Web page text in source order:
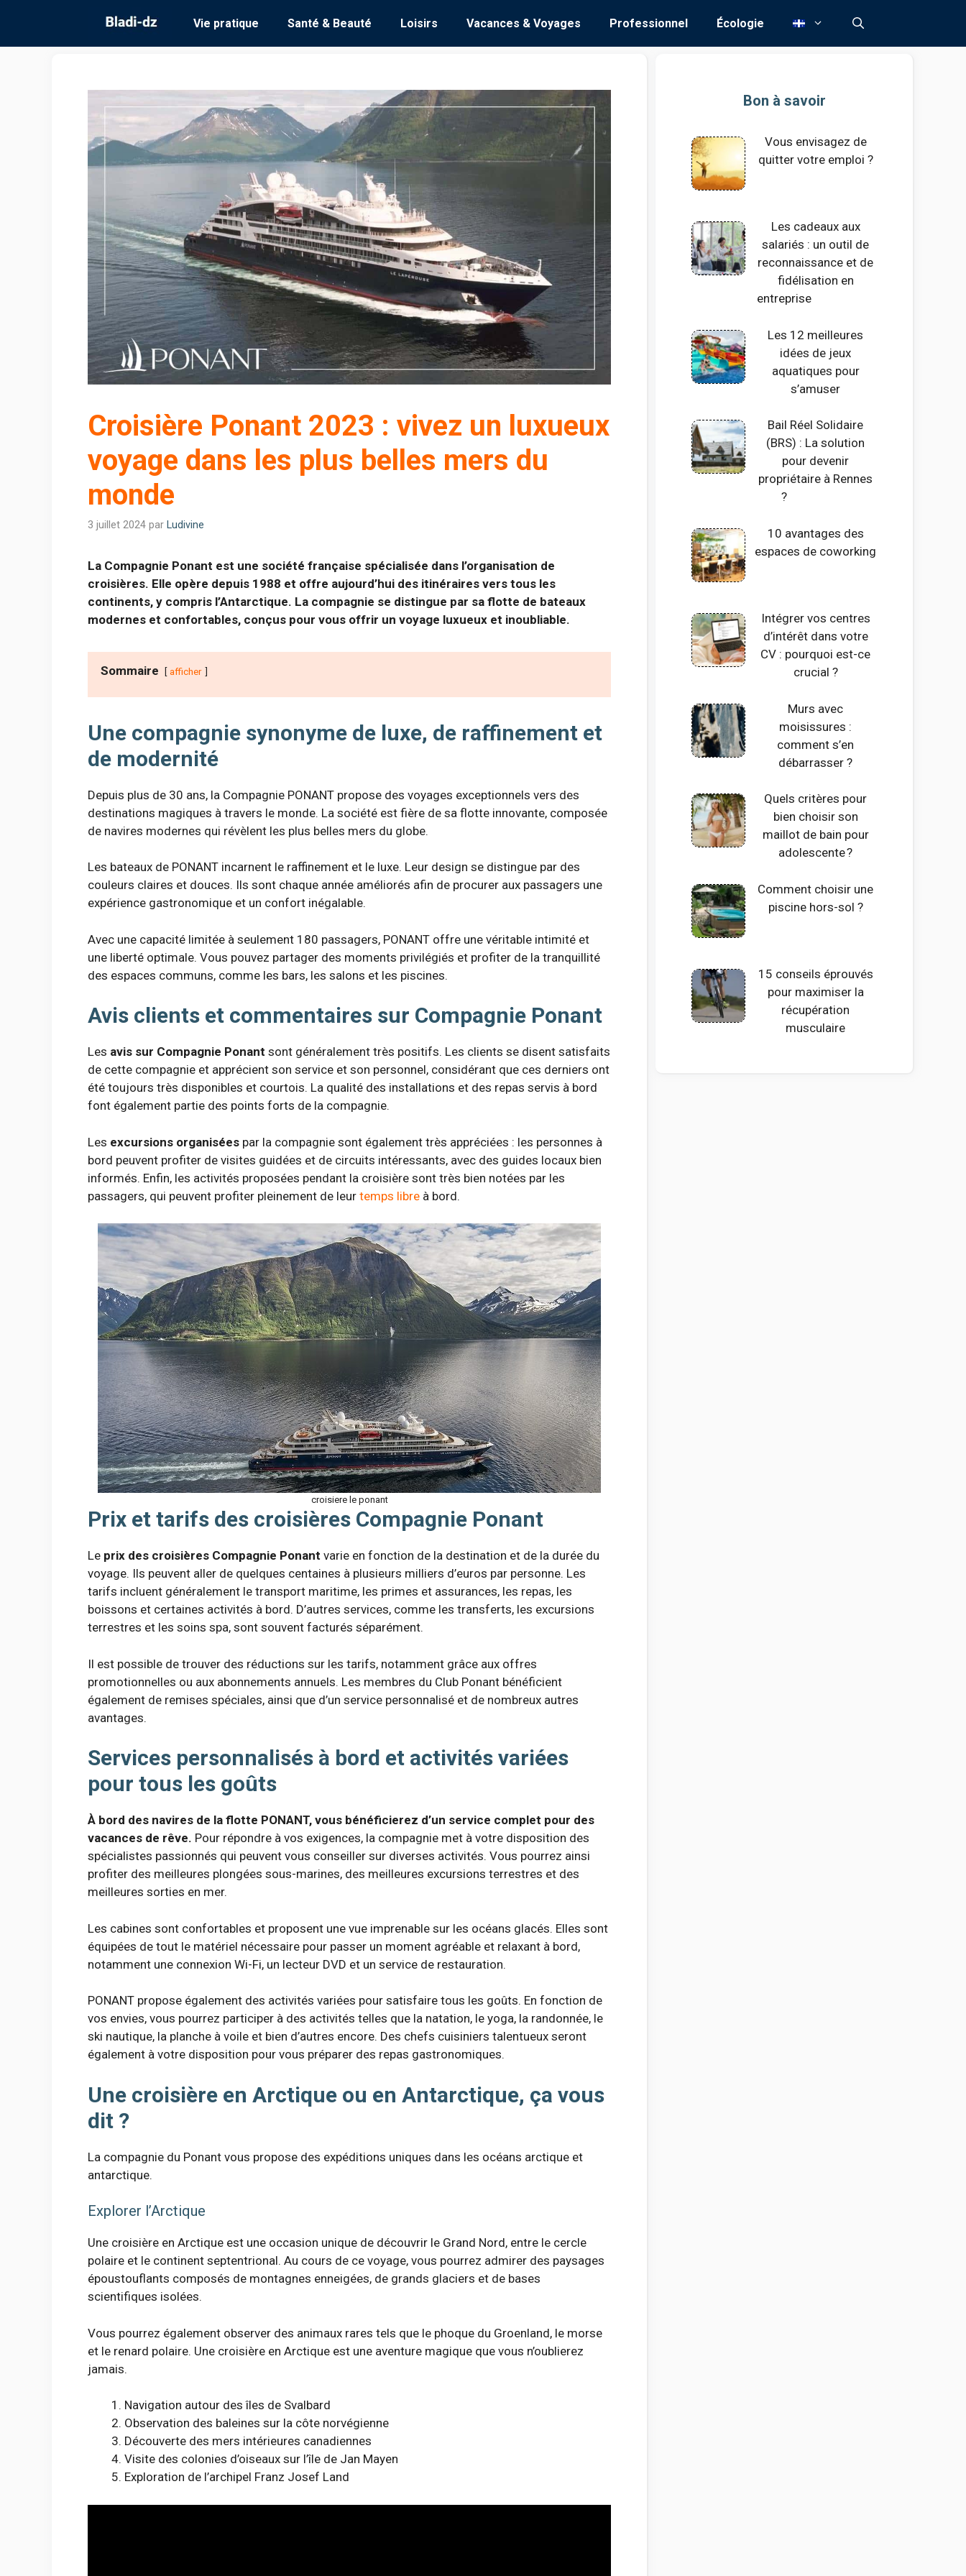
contenu
Vie pratique Santé & Beauté Loisirs Vacances & Voyages Professionnel Écologie
Croisière Ponant 2023 : vivez un luxueux
voyage dans les plus belles mers du
monde
3 juillet 2024 par Ludivine
La Compagnie Ponant est une société française spécialisée dans l’organisation de
croisières. Elle opère depuis 1988 et offre aujourd’hui des itinéraires vers tous les
continents, y compris l’Antarctique. La compagnie se distingue par sa flotte de bateaux
modernes et confortables, conçus pour vous offrir un voyage luxueux et inoubliable.
Sommaire afficher
Une compagnie synonyme de luxe, de raffinement et
de modernité
Depuis plus de 30 ans, la Compagnie PONANT propose des voyages exceptionnels vers des
destinations magiques à travers le monde. La société est fière de sa flotte innovante, composée
de navires modernes qui révèlent les plus belles mers du globe.
Les bateaux de PONANT incarnent le raffinement et le luxe. Leur design se distingue par des
couleurs claires et douces. Ils sont chaque année améliorés afin de procurer aux passagers une
expérience gastronomique et un confort inégalable.
Avec une capacité limitée à seulement 180 passagers, PONANT offre une véritable intimité et
une liberté optimale. Vous pouvez partager des moments privilégiés et profiter de la tranquillité
des espaces communs, comme les bars, les salons et les piscines.
Avis clients et commentaires sur Compagnie Ponant
Les avis sur Compagnie Ponant sont généralement très positifs. Les clients se disent satisfaits
de cette compagnie et apprécient son service et son personnel, considérant que ces derniers ont
été toujours très disponibles et courtois. La qualité des installations et des repas servis à bord
font également partie des points forts de la compagnie.
Les excursions organisées par la compagnie sont également très appréciées : les personnes à
bord peuvent profiter de visites guidées et de circuits intéressants, avec des guides locaux bien
informés. Enfin, les activités proposées pendant la croisière sont très bien notées par les
passagers, qui peuvent profiter pleinement de leur temps libre à bord.
croisiere le ponant
Prix et tarifs des croisières Compagnie Ponant
Le prix des croisières Compagnie Ponant varie en fonction de la destination et de la durée du
voyage. Ils peuvent aller de quelques centaines à plusieurs milliers d’euros par personne. Les
tarifs incluent généralement le transport maritime, les primes et assurances, les repas, les
boissons et certaines activités à bord. D’autres services, comme les transferts, les excursions
terrestres et les soins spa, sont souvent facturés séparément.
Il est possible de trouver des réductions sur les tarifs, notamment grâce aux offres
promotionnelles ou aux abonnements annuels. Les membres du Club Ponant bénéficient
également de remises spéciales, ainsi que d’un service personnalisé et de nombreux autres
avantages.
Services personnalisés à bord et activités variées
pour tous les goûts
À bord des navires de la flotte PONANT, vous bénéficierez d’un service complet pour des
vacances de rêve. Pour répondre à vos exigences, la compagnie met à votre disposition des
spécialistes passionnés qui peuvent vous conseiller sur diverses activités. Vous pourrez ainsi
profiter des meilleures plongées sous-marines, des meilleures excursions terrestres et des
meilleures sorties en mer.
Les cabines sont confortables et proposent une vue imprenable sur les océans glacés. Elles sont
équipées de tout le matériel nécessaire pour passer un moment agréable et relaxant à bord,
notamment une connexion Wi-Fi, un lecteur DVD et un service de restauration.
PONANT propose également des activités variées pour satisfaire tous les goûts. En fonction de
vos envies, vous pourrez participer à des activités telles que la natation, le yoga, la randonnée, le
ski nautique, la planche à voile et bien d’autres encore. Des chefs cuisiniers talentueux seront
également à votre disposition pour vous préparer des repas gastronomiques.
Une croisière en Arctique ou en Antarctique, ça vous
dit ?
La compagnie du Ponant vous propose des expéditions uniques dans les océans arctique et
antarctique.
Explorer l’Arctique
Une croisière en Arctique est une occasion unique de découvrir le Grand Nord, entre le cercle
polaire et le continent septentrional. Au cours de ce voyage, vous pourrez admirer des paysages
époustouflants composés de montagnes enneigées, de grands glaciers et de bases
scientifiques isolées.
Vous pourrez également observer des animaux rares tels que le phoque du Groenland, le morse
et le renard polaire. Une croisière en Arctique est une aventure magique que vous n’oublierez
jamais.
Navigation autour des îles de Svalbard
Observation des baleines sur la côte norvégienne
Découverte des mers intérieures canadiennes
Visite des colonies d’oiseaux sur l’île de Jan Mayen
Exploration de l’archipel Franz Josef Land
Bon à savoir
Vous envisagez de
quitter votre emploi ?
Les cadeaux aux
salariés : un outil de
reconnaissance et de
fidélisation en
entreprise
Les 12 meilleures
idées de jeux
aquatiques pour
s’amuser
Bail Réel Solidaire
(BRS) : La solution
pour devenir
propriétaire à Rennes
?
10 avantages des
espaces de coworking
Intégrer vos centres
d’intérêt dans votre
CV : pourquoi est-ce
crucial ?
Murs avec
moisissures :
comment s’en
débarrasser ?
Quels critères pour
bien choisir son
maillot de bain pour
adolescente ?
Comment choisir une
piscine hors-sol ?
15 conseils éprouvés
pour maximiser la
récupération
musculaire